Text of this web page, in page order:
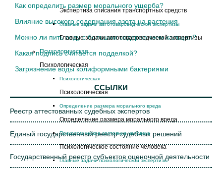
Экспертиза списания транспортных средств
Главные задачи автотовароведческой экспертизы
Главные задачи автотовароведческой экспертизы
Психологическая
Психологическая
Психологическая
Психологическая
Определение размера морального вреда
Определение размера морального вреда
Психологическое состояние человека
Психологическое состояние человека
Главные задачи психологической экспертизы
Как определить размер морального ущерба?
Влияние высокого содержания азота на растения
Можно ли пить воду с большим содержанием кальция?
Какая подпись считается подделкой?
Загрязнение воды колиформными бактериями
ССЫЛКИ
Реестр аттестованных судебных экспертов
Единый государственный реестр судебных решений
Государственный реестр субъектов оценочной деятельности